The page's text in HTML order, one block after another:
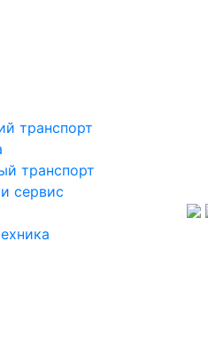
транспорт
транспорт
сервис